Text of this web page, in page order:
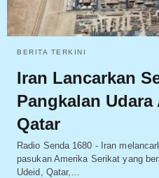
BERITA TERKINI
Iran Lancarkan
Pangkalan
Qatar
Radio Senda 1680 - Iran
pasukan Amerika Serikat yang
Udeid, Qatar,…